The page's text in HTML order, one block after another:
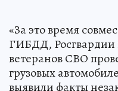
«За это время
ГИБДД,
ветеранов СВО
грузовых
выявили факты